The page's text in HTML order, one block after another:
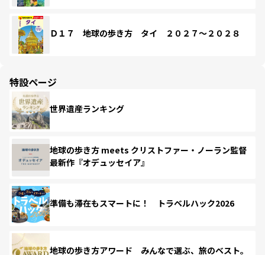
Ｄ１７ 地球の歩き方 タイ ２０２７～２０２８
特設ページ
世界遺産ランキング
地球の歩き方 meets クリストファー・ノーラン監督
最新作『オデュッセイア』
準備も滞在もスマートに！ トラベルハック2026
地球の歩き方アワード みんなで選ぶ、旅のベスト。